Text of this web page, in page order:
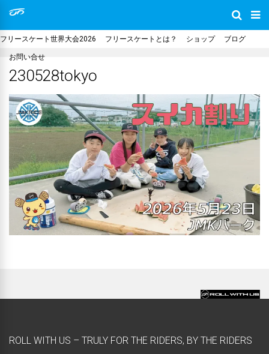
フリースケート世界大会2026 フリースケートとは？ ショップ ブログ
お問い合せ
230528tokyo
ROLL WITH US – TRULY FOR THE RIDERS, BY THE RIDERS